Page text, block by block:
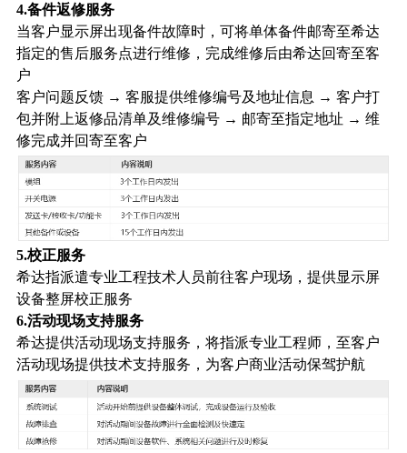
4.备件返修服务
当客户显示屏出现备件故障时，可将单体备件邮寄至希达
指定的售后服务点进行维修，完成维修后由希达回寄至客
户
客户问题反馈 → 客服提供维修编号及地址信息 → 客户打
包并附上返修品清单及维修编号 → 邮寄至指定地址 → 维
修完成并回寄至客户
5.校正服务
希达指派遣专业工程技术人员前往客户现场，提供显示屏
设备整屏校正服务
6.活动现场支持服务
希达提供活动现场支持服务，将指派专业工程师，至客户
活动现场提供技术支持服务，为客户商业活动保驾护航